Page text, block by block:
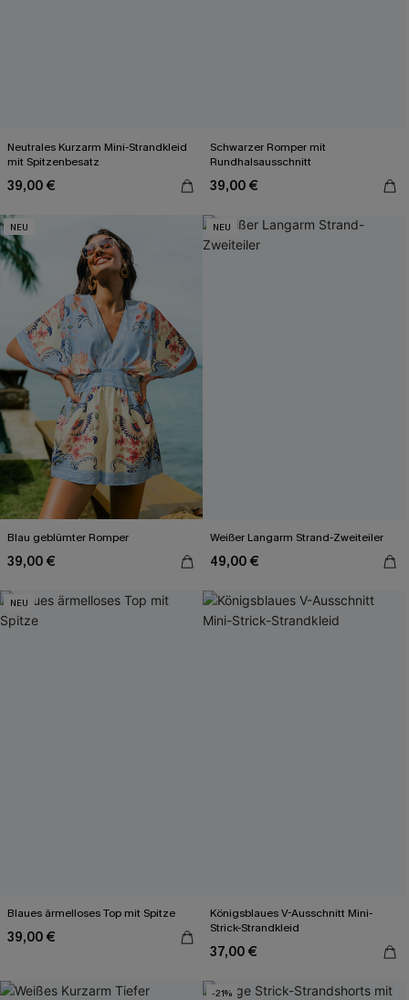
Neutrales Kurzarm Mini-Strandkleid
mit Spitzenbesatz
39,00 €
Schwarzer Romper mit
Rundhalsausschnitt
39,00 €
NEU
Blau geblümter Romper
39,00 €
NEU
Weißer Langarm Strand-Zweiteiler
49,00 €
NEU
Blaues ärmelloses Top mit Spitze
39,00 €
Königsblaues V-Ausschnitt Mini-
Strick-Strandkleid
37,00 €
-21%